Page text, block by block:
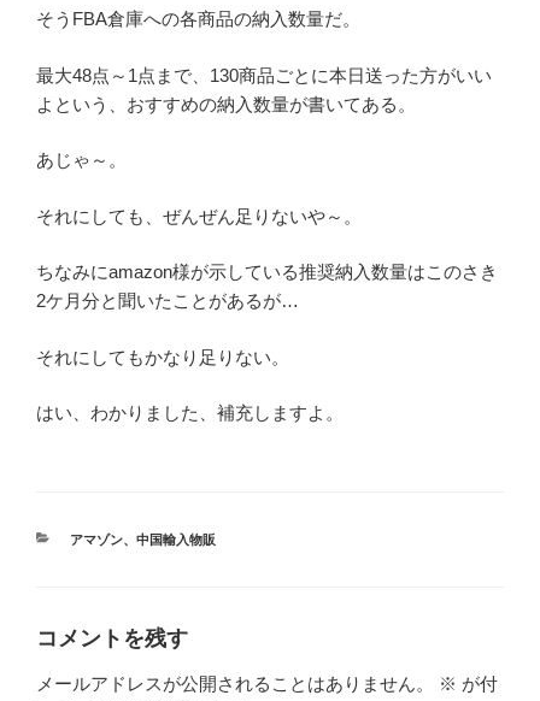
そうFBA倉庫への各商品の納入数量だ。
最大48点～1点まで、130商品ごとに本日送った方がいい
よという、おすすめの納入数量が書いてある。
あじゃ～。
それにしても、ぜんぜん足りないや～。
ちなみにamazon様が示している推奨納入数量はこのさき
2ケ月分と聞いたことがあるが…
それにしてもかなり足りない。
はい、わかりました、補充しますよ。
カ
アマゾン、 中国輸入物販
コメントを残す
メールアドレスが公開されることはありません。 ※ が付